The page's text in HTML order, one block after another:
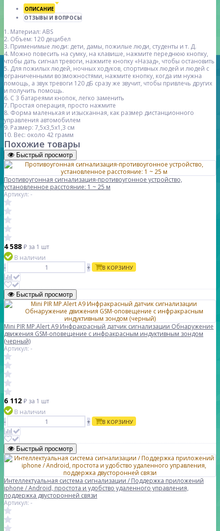
ОПИСАНИЕ
ОТЗЫВЫ И ВОПРОСЫ
1. Материал: ABS
2. Объем: 120 децибел
3. Применимые люди: дети, дамы, пожилые люди, студенты и т. Д.
4. Можно повесить на сумку, на клавише, нажмите переднюю кнопку,
чтобы дать сигнал тревоги, нажмите кнопку «Назад», чтобы остановить
5. Для пожилых людей, ночных ходуков, спортивных людей и людей с
ограниченными возможностями, нажмите кнопку, когда им нужна
помощь, а звук тревоги 120 дБ сразу же звучит, чтобы привлечь других
и получить помощь.
6. С 3 батареями кнопок, легко заменить
7. Простая операция, просто нажмите
8. Форма маленькая и изысканная, как размер дистанционного
управления автомобилем
9. Размер: 7,5x3,5x1,3 см
10. Вес: около 42 грамм
Похожие товары
Быстрый просмотр
Противоугонная сигнализация-противоугонное устройство,
установленное расстояние: 1 ~ 25 м
Артикул: -
4 588 ₽ за 1 шт
В наличии
-
+ В КОРЗИНУ
Быстрый просмотр
Mini PIR MP.Alert A9 Инфракрасный датчик сигнализации Обнаружение
движения GSM-оповещение с инфракрасным индуктивным зондом
(черный)
Артикул: -
6 112 ₽ за 1 шт
В наличии
-
+ В КОРЗИНУ
Быстрый просмотр
Интеллектуальная система сигнализации / Поддержка приложений
iphone / Android, простота и удобство удаленного управления,
поддержка двусторонней связи
Артикул: -